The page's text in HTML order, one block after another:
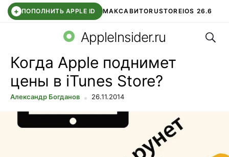
+ ПОПОЛНИТЬ APPLE ID МАКСАВИТОRUSTOREIOS 26.6
СБЕР КИДС ВТБ ОНЛАЙН ЧАТ В ROBLOX
AppleInsider.ru
Когда Apple поднимет
цены в iTunes Store?
Александр Богданов 26.11.2014